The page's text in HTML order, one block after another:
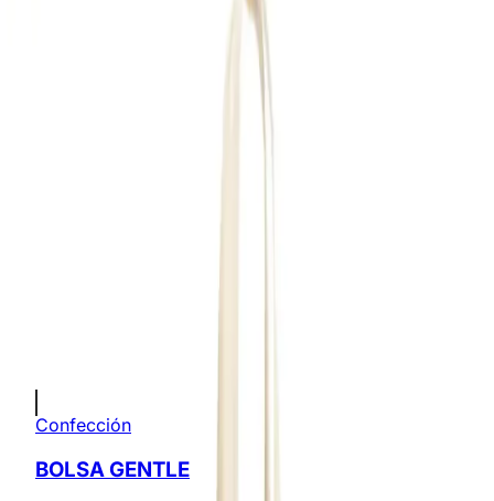
Confección
BOLSA GENTLE